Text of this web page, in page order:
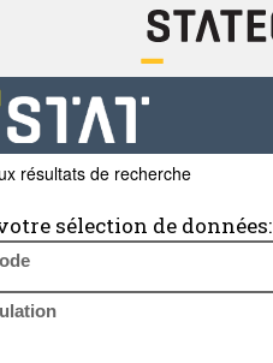
résultats de recherche
sélection de données: